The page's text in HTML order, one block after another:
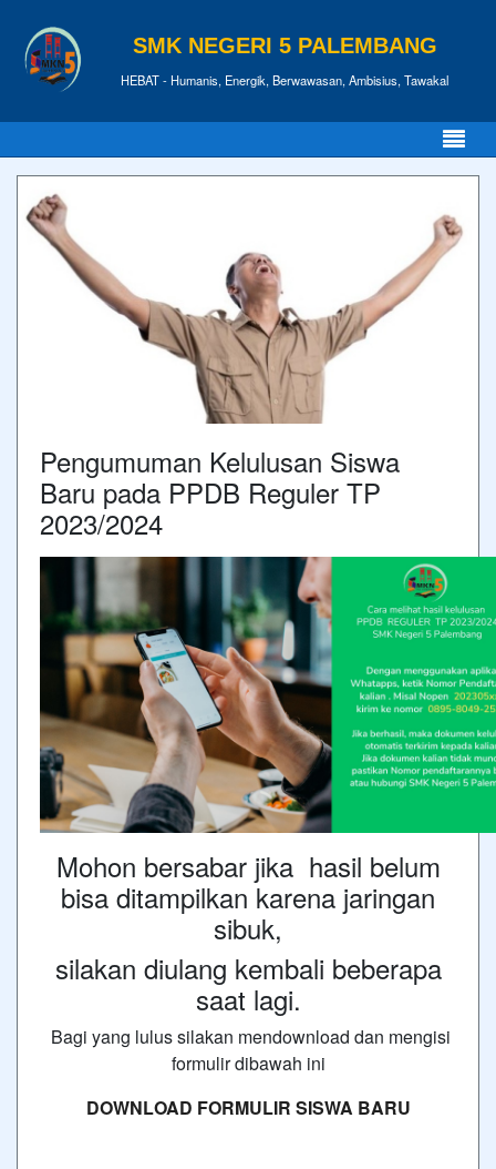
SMK NEGERI 5 PALEMBANG
HEBAT - Humanis, Energik, Berwawasan, Ambisius, Tawakal
Pengumuman Kelulusan Siswa
Baru pada PPDB Reguler TP
2023/2024
Mohon bersabar jika hasil belum
bisa ditampilkan karena jaringan
sibuk,
silakan diulang kembali beberapa
saat lagi.
Bagi yang lulus silakan mendownload dan mengisi
formulir dibawah ini
DOWNLOAD FORMULIR SISWA BARU